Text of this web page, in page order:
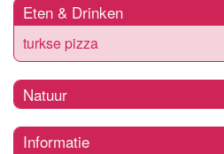
Eten & Drinken
turkse pizza
Natuur
Informatie